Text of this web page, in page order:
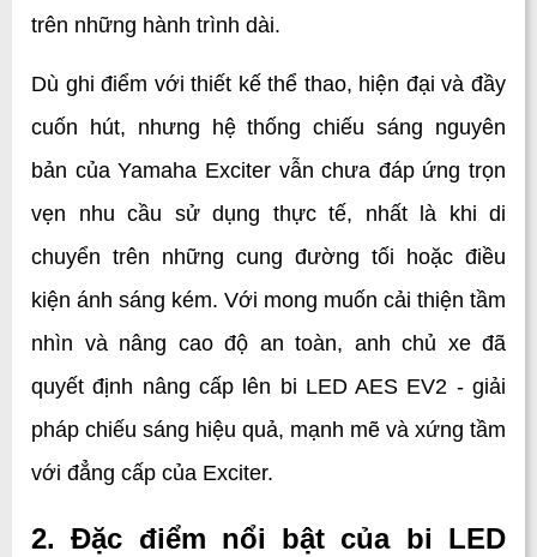
trên những hành trình dài.
Dù ghi điểm với thiết kế thể thao, hiện đại và đầy
cuốn hút, nhưng hệ thống chiếu sáng nguyên
bản của Yamaha Exciter vẫn chưa đáp ứng trọn
vẹn nhu cầu sử dụng thực tế, nhất là khi di
chuyển trên những cung đường tối hoặc điều
kiện ánh sáng kém. Với mong muốn cải thiện tầm
nhìn và nâng cao độ an toàn, anh chủ xe đã
quyết định nâng cấp lên bi LED AES EV2 - giải
pháp chiếu sáng hiệu quả, mạnh mẽ và xứng tầm
với đẳng cấp của Exciter.
2. Đặc điểm nổi bật của bi LED